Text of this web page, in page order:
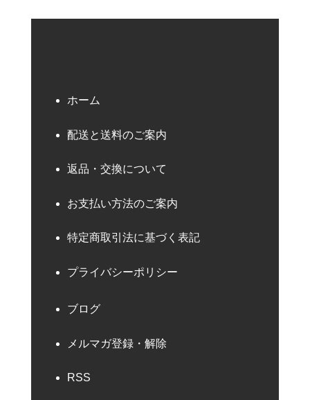
ホーム
配送と送料のご案内
返品・交換について
お支払い方法のご案内
特定商取引法に基づく表記
プライバシーポリシー
ブログ
メルマガ登録・解除
RSS